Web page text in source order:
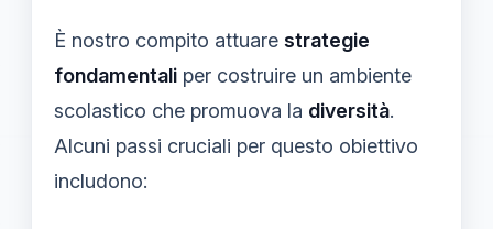
È nostro compito attuare strategie
fondamentali per costruire un ambiente
scolastico che promuova la diversità.
Alcuni passi cruciali per questo obiettivo
includono: